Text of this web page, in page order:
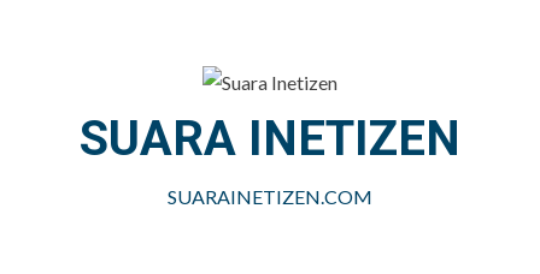
SUARA INETIZEN
SUARAINETIZEN.COM